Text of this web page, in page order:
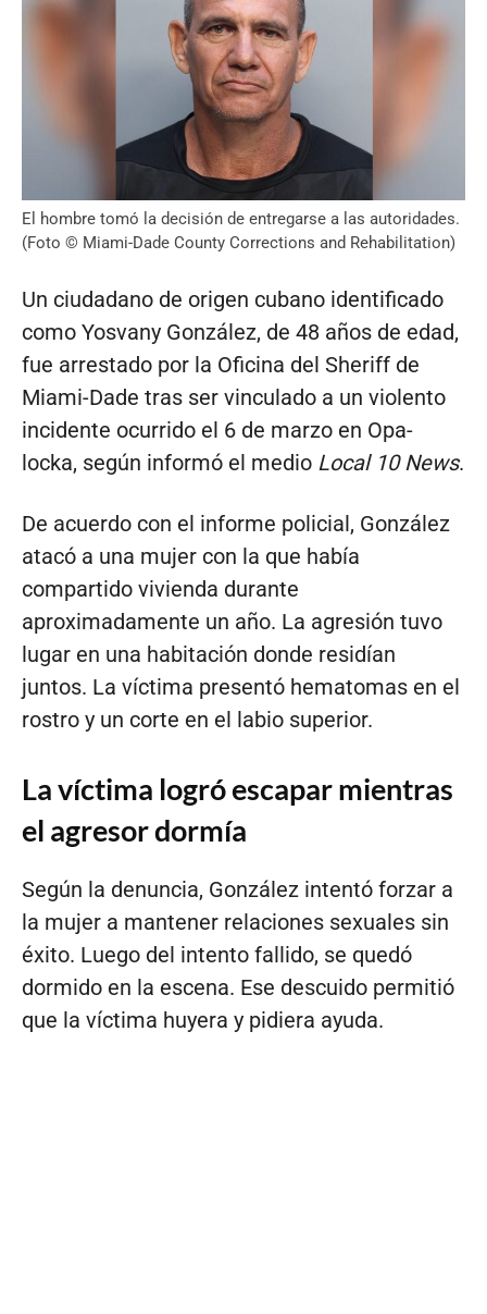
El hombre tomó la decisión de entregarse a las autoridades.
(Foto © Miami-Dade County Corrections and Rehabilitation)
Un ciudadano de origen cubano identificado
como Yosvany González, de 48 años de edad,
fue arrestado por la Oficina del Sheriff de
Miami-Dade tras ser vinculado a un violento
incidente ocurrido el 6 de marzo en Opa-
locka, según informó el medio Local 10 News.
De acuerdo con el informe policial, González
atacó a una mujer con la que había
compartido vivienda durante
aproximadamente un año. La agresión tuvo
lugar en una habitación donde residían
juntos. La víctima presentó hematomas en el
rostro y un corte en el labio superior.
La víctima logró escapar mientras
el agresor dormía
Según la denuncia, González intentó forzar a
la mujer a mantener relaciones sexuales sin
éxito. Luego del intento fallido, se quedó
dormido en la escena. Ese descuido permitió
que la víctima huyera y pidiera ayuda.